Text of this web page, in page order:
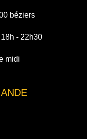
béziers
- 22h30
midi